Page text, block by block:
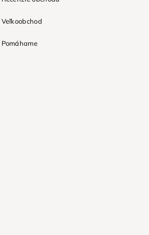
Veľkoobchod
Pomáhame